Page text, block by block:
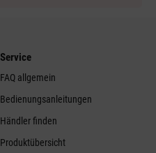
Service
FAQ allgemein
Bedienungsanleitungen
Händler finden
Produktübersicht